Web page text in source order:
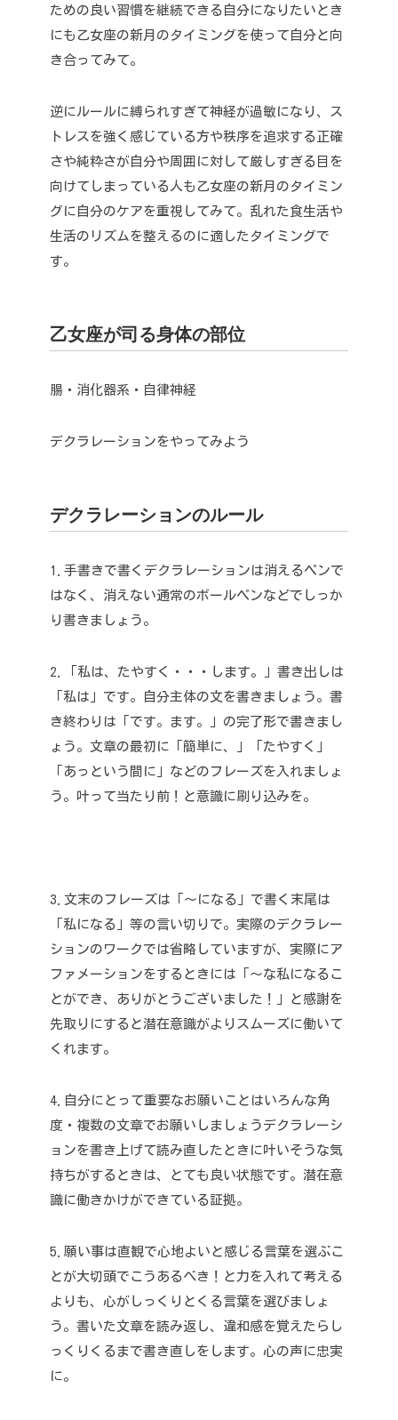
ための良い習慣を継続できる自分になりたいとき
にも 乙女座の新月のタイミングを使って自分と向
き合ってみて。
逆にルールに縛られすぎて神経が過敏になり、ス
トレスを強く感じている方や秩序を追求する正確
さや純粋さが自分や周囲に対して厳しすぎる目を
向けてしまっている人も 乙女座の新月のタイミン
グに自分のケアを重視してみて。 乱れた食生活や
生活のリズムを整えるのに適したタイミングで
す。
乙女座が司る身体の部位
腸・消化器系・自律神経
デクラレーションをやってみよう
デクラレーションのルール
1.手書きで書く デクラレーションは消えるペンで
はなく、消えない通常のボールペンなどでしっか
り書きましょう。
2.「私は、たやすく・・・します。」 書き出しは
「私は」です。自分主体の文を書きましょう。書
き終わりは「です。ます。」の完了形で書きまし
ょう。 文章の最初に「簡単に、」「たやすく」
「あっという間に」などのフレーズを入れましょ
う。
叶って当たり前！と意識に刷り込みを。
3.文末のフレーズは「〜になる」で書く 末尾は
「私になる」等の言い切りで。実際のデクラレー
ションのワークでは省略していますが、実際にア
ファメーションをするときには「～な私になるこ
とができ、ありがとうございました！」と感謝を
先取りにすると潜在意識がよりスムーズに働いて
くれます。
4.自分にとって重要なお願いことはいろんな角
度・複数の文章でお願いしましょう デクラレーシ
ョンを書き上げて読み直したときに叶いそうな気
持ちがするときは、とても良い状態です。潜在意
識に働きかけができている証拠。
5.願い事は直観で心地よいと感じる言葉を選ぶこ
とが大切頭でこうあるべき！と力を入れて考える
よりも、心がしっくりとくる言葉を選びましょ
う。書いた文章を読み返し、違和感を覚えたらし
っくりくるまで書き直しをします。心の声に忠実
に。